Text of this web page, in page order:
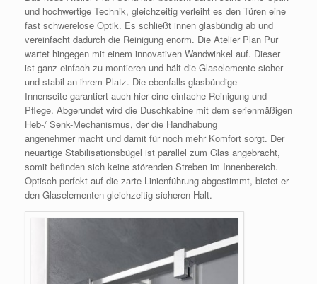
und hochwertige Technik, gleichzeitig verleiht es den Türen eine
fast schwerelose Optik. Es schließt innen glasbündig ab und
vereinfacht dadurch die Reinigung enorm. Die Atelier Plan Pur
wartet hingegen mit einem innovativen Wandwinkel auf. Dieser
ist ganz einfach zu montieren und hält die Glaselemente sicher
und stabil an ihrem Platz. Die ebenfalls glasbündige
Innenseite garantiert auch hier eine einfache Reinigung und
Pflege. Abgerundet wird die Duschkabine mit dem serienmäßigen
Heb-/ Senk-Mechanismus, der die Handhabung
angenehmer macht und damit für noch mehr Komfort sorgt. Der
neuartige Stabilisationsbügel ist parallel zum Glas angebracht,
somit befinden sich keine störenden Streben im Innenbereich.
Optisch perfekt auf die zarte Linienführung abgestimmt, bietet er
den Glaselementen gleichzeitig sicheren Halt.